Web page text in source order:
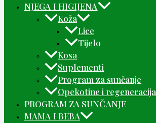
NJEGA I HIGIJENA
Koža
Lice
Tijelo
Kosa
Suplementi
Program za sunčanje
Opekotine i regeneracija
PROGRAM ZA SUNČANJE
MAMA I BEBA